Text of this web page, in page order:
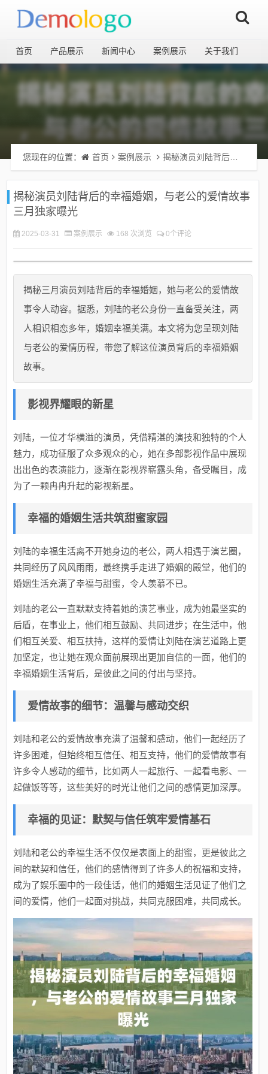
首页 产品展示 新闻中心 案例展示 关于我们
您现在的位置： 首页 案例展示 揭秘演员刘陆背后的幸福婚姻，与老公的爱情故事三月独家曝光
揭秘演员刘陆背后的幸福婚姻，与老公的爱情故事
三月独家曝光
2025-03-31 案例展示 168 次浏览 0个评论
揭秘三月演员刘陆背后的幸福婚姻，她与老公的爱情故
事令人动容。据悉，刘陆的老公身份一直备受关注，两
人相识相恋多年，婚姻幸福美满。本文将为您呈现刘陆
与老公的爱情历程，带您了解这位演员背后的幸福婚姻
故事。
影视界耀眼的新星
刘陆，一位才华横溢的演员，凭借精湛的演技和独特的个人
魅力，成功征服了众多观众的心，她在多部影视作品中展现
出出色的表演能力，逐渐在影视界崭露头角，备受瞩目，成
为了一颗冉冉升起的影视新星。
幸福的婚姻生活共筑甜蜜家园
刘陆的幸福生活离不开她身边的老公，两人相遇于演艺圈，
共同经历了风风雨雨，最终携手走进了婚姻的殿堂，他们的
婚姻生活充满了幸福与甜蜜，令人羡慕不已。
刘陆的老公一直默默支持着她的演艺事业，成为她最坚实的
后盾，在事业上，他们相互鼓励、共同进步；在生活中，他
们相互关爱、相互扶持，这样的爱情让刘陆在演艺道路上更
加坚定，也让她在观众面前展现出更加自信的一面，他们的
幸福婚姻生活背后，是彼此之间的付出与坚持。
爱情故事的细节：温馨与感动交织
刘陆和老公的爱情故事充满了温馨和感动，他们一起经历了
许多困难，但始终相互信任、相互支持，他们的爱情故事有
许多令人感动的细节，比如两人一起旅行、一起看电影、一
起做饭等等，这些美好的时光让他们之间的感情更加深厚。
幸福的见证：默契与信任筑牢爱情基石
刘陆和老公的幸福生活不仅仅是表面上的甜蜜，更是彼此之
间的默契和信任，他们的感情得到了许多人的祝福和支持，
成为了娱乐圈中的一段佳话，他们的婚姻生活见证了他们之
间的爱情，他们一起面对挑战，共同克服困难，共同成长。